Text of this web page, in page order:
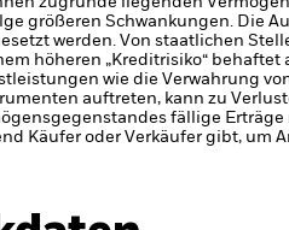
größeren Schwankungen. Die
werden. Von staatlichen
höheren „Kreditrisiko“
wie die Verwahrung
auftreten, kann zu
fällige
Käufer oder Verkäufer gibt, um